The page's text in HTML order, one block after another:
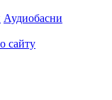
Аудиобасни
сайту